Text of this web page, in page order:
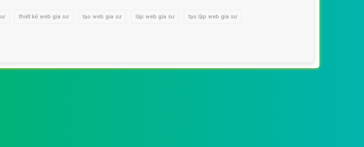
thiết kế web gia sư tạo web gia sư lập web gia sư tạo lập web gia sư